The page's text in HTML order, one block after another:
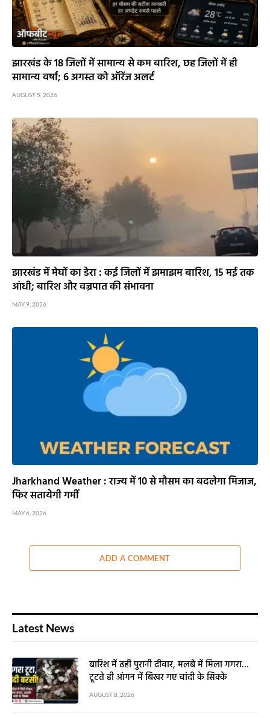
झारखंड के 18 जिलों में सामान्य से कम बारिश, छह जिलों में ही
सामान्य वर्षा; 6 अगस्त को ऑरेंज अलर्ट
AUGUST 5, 2026
झारखंड में मेघों का डेरा : कई जिलों में झमाझम बारिश, 15 मई तक
आंधी; बारिश और वज्रपात की संभावना
MAY 9, 2026
Jharkhand Weather : राज्य में 10 से मौसम का बदलेगा मिजाज,
फिर सतायेगी गर्मी
MAY 6, 2026
ADD A COMMENT
Latest News
बारिश में ढही पुरानी दीवार, मलबे में मिला गगरा…
टूटते ही आंगन में बिखर गए चांदी के सिक्के
AUGUST 8, 2026